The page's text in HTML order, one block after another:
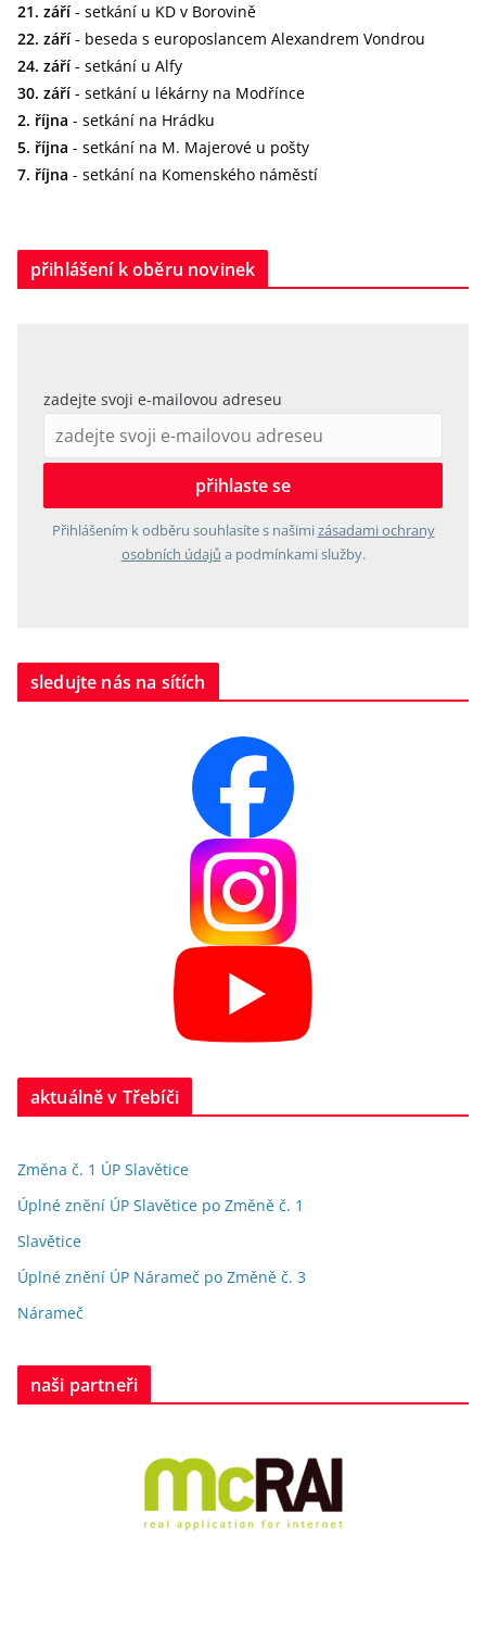
21. září - setkání u KD v Borovině
22. září - beseda s europoslancem Alexandrem Vondrou
24. září - setkání u Alfy
30. září - setkání u lékárny na Modřínce
2. října - setkání na Hrádku
5. října - setkání na M. Majerové u pošty
7. října - setkání na Komenského náměstí
přihlášení k oběru novinek
zadejte svoji e-mailovou adreseu
Přihlášením k odběru souhlasíte s našimizásadami ochrany
osobních údajů a podmínkami služby.
sledujte nás na sítích
aktuálně v Třebíči
Změna č. 1 ÚP Slavětice
Úplné znění ÚP Slavětice po Změně č. 1
Slavětice
Úplné znění ÚP Nárameč po Změně č. 3
Nárameč
naši partneři